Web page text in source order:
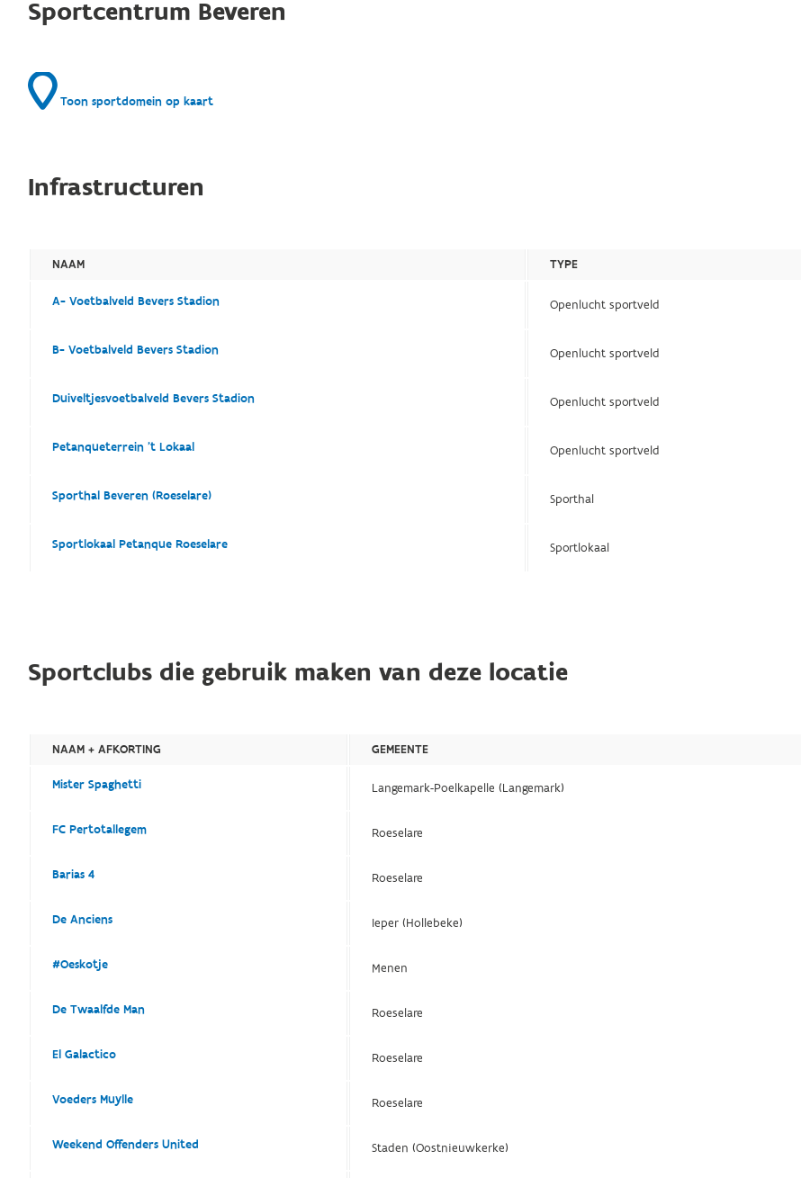
Sportcentrum Beveren
Toon sportdomein op kaart
Infrastructuren
NAAM TYPE
A- Voetbalveld Bevers Stadion Openlucht sportveld
B- Voetbalveld Bevers Stadion Openlucht sportveld
Duiveltjesvoetbalveld Bevers Stadion Openlucht sportveld
Petanqueterrein 't Lokaal Openlucht sportveld
Sporthal Beveren (Roeselare) Sporthal
Sportlokaal Petanque Roeselare Sportlokaal
Sportclubs die gebruik maken van deze locatie
NAAM + AFKORTING GEMEENTE
Mister Spaghetti Langemark-Poelkapelle (Langemark)
FC Pertotallegem Roeselare
Barias 4 Roeselare
De Anciens Ieper (Hollebeke)
#Oeskotje Menen
De Twaalfde Man Roeselare
El Galactico Roeselare
Voeders Muylle Roeselare
Weekend Offenders United Staden (Oostnieuwkerke)